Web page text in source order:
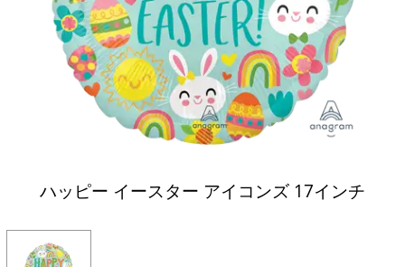
ハッピー イースター アイコンズ 17インチ